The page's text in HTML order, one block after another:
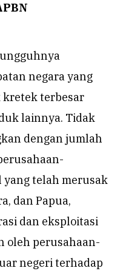
negara yang
kretek terbesar
lainnya. Tidak
dengan jumlah
telah merusak
dan Papua,
dan eksploitasi
oleh perusahaan-
negeri terhadap